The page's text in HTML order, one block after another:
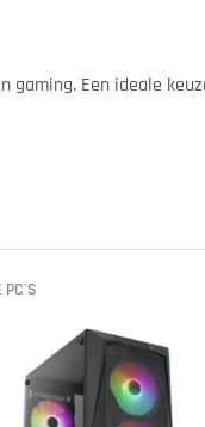
gaming. Een ideale
PC'S